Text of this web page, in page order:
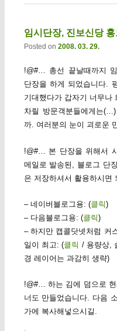
임시단장, 진보신당
Posted on 2008. 03. 29.
!@#… 총선 끝날때까지
단장을 하게 되었습니다.
기대했다가 갑자기 너무나
차릴 방문객분들에게는
까. 여러분의 눈이 괴로운
!@#… 본 단장을 위해서
메일로 발송된, 블로그 단
은 저장하셔서 활용하시면
– 네이버블로그용: (클릭)
– 다음블로그용: (클릭)
– 하지만 캡콜닷넷처럼 커
일이 최고: (클릭 / 용량상,
경 레이어는 과감히 생략)
!@#… 하는 김에 덤으로
너도 만들었습니다. 다음
가에 복사해넣으시길.